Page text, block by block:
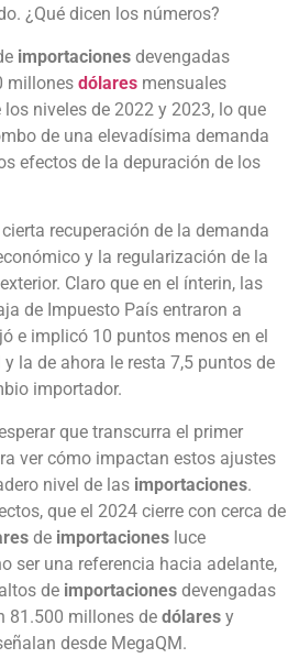
¿Qué dicen los números?
importaciones devengadas
millones dólares mensuales
niveles de 2022 y 2023, lo que
de una elevadísima demanda
efectos de la depuración de los
recuperación de la demanda
y la regularización de la
Claro que en el ínterin, las
de Impuesto País entraron a
e implicó 10 puntos menos en el
la de ahora le resta 7,5 puntos de
importador.
que transcurra el primer
ver cómo impactan estos ajustes
nivel de las importaciones.
que el 2024 cierre con cerca de
de importaciones luce
ser una referencia hacia adelante,
de importaciones devengadas
81.500 millones de dólares y
desde MegaQM.